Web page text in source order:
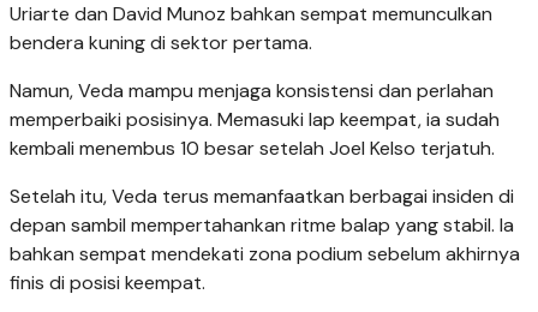
Uriarte dan David Munoz bahkan sempat memunculkan
bendera kuning di sektor pertama.
Namun, Veda mampu menjaga konsistensi dan perlahan
memperbaiki posisinya. Memasuki lap keempat, ia sudah
kembali menembus 10 besar setelah Joel Kelso terjatuh.
Setelah itu, Veda terus memanfaatkan berbagai insiden di
depan sambil mempertahankan ritme balap yang stabil. Ia
bahkan sempat mendekati zona podium sebelum akhirnya
finis di posisi keempat.